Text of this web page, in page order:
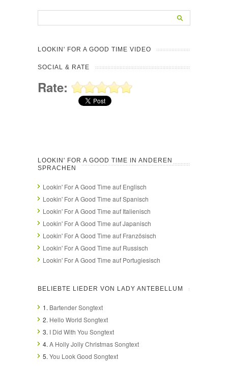
LOOKIN' FOR A GOOD TIME VIDEO
SOCIAL & RATE
Rate:
LOOKIN' FOR A GOOD TIME IN ANDEREN
SPRACHEN
Lookin' For A Good Time auf Englisch
Lookin' For A Good Time auf Spanisch
Lookin' For A Good Time auf Italienisch
Lookin' For A Good Time auf Japanisch
Lookin' For A Good Time auf Französisch
Lookin' For A Good Time auf Russisch
Lookin' For A Good Time auf Portugiesisch
BELIEBTE LIEDER VON LADY ANTEBELLUM
1. Bartender Songtext
2. Hello World Songtext
3. I Did With You Songtext
4. A Holly Jolly Christmas Songtext
5. You Look Good Songtext